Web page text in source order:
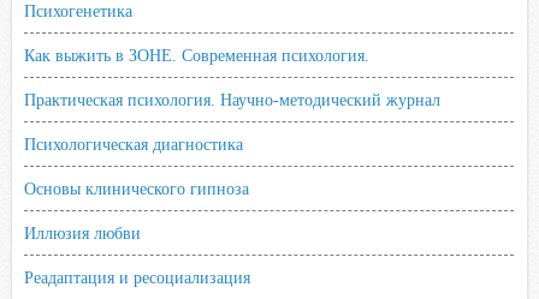
Психогенетика
Как выжить в ЗОНЕ. Современная психология.
Практическая психология. Научно-методический журнал
Психологическая диагностика
Основы клинического гипноза
Иллюзия любви
Реадаптация и ресоциализация